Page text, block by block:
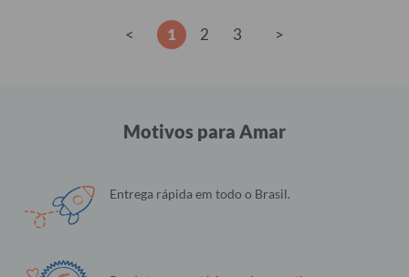
< 1 2 3 >
Motivos para Amar
Entrega rápida em todo o Brasil.